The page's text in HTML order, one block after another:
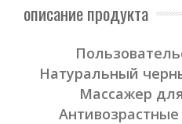
описание продукта
Натуральный
Массажер